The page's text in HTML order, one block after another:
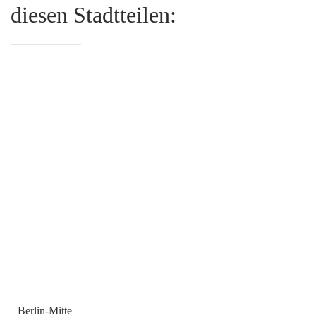
diesen Stadtteilen:
Berlin-Mitte